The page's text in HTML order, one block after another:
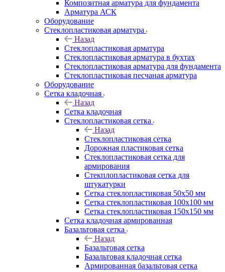
Композитная арматура для фундамента
Арматура АСК
Оборудование
Cтеклопластиковая арматура
Назад
Cтеклопластиковая арматура
Стеклопластиковая арматура в бухтах
Стеклопластиковая арматура для фундамента
Стеклопластиковая песчаная арматура
Оборудование
Сетка кладочная
Назад
Сетка кладочная
Стеклопластиковая сетка
Назад
Стеклопластиковая сетка
Дорожная пластиковая сетка
Стеклопластиковая сетка для
армирования
Стекплопластиковая сетка для
штукатурки
Сетка стеклопластиковая 50x50 мм
Сетка стеклопластиковая 100x100 мм
Сетка стеклопластиковая 150x150 мм
Сетка кладочная армированная
Базальтовая сетка
Назад
Базальтовая сетка
Базальтовая кладочная сетка
Армированная базальтовая сетка